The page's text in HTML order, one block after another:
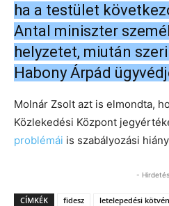
ha a testület
Antal miniszter
helyzetet, miután
Habony Árpád
Molnár Zsolt azt is elmondta,
Közlekedési Központ
problémái is szabályozási
-
CÍMKÉK fidesz letelepedési